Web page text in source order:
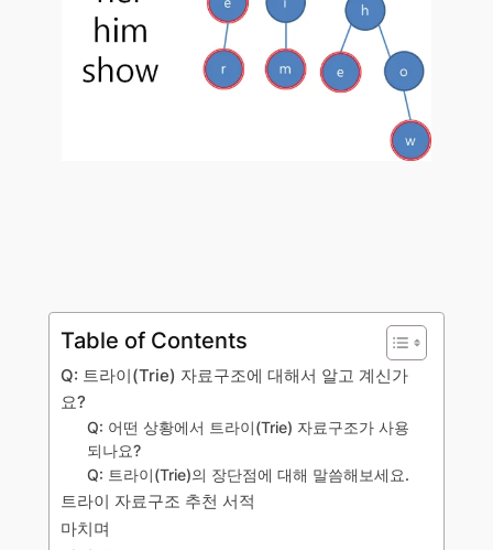
Table of Contents
Q: 트라이(Trie) 자료구조에 대해서 알고 계신가
요?
Q: 어떤 상황에서 트라이(Trie) 자료구조가 사용
되나요?
Q: 트라이(Trie)의 장단점에 대해 말씀해보세요.
트라이 자료구조 추천 서적
마치며